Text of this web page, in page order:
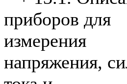
приборов для
измерения
напряжения,